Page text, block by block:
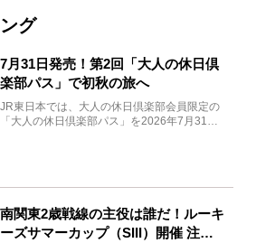
グ
7月31日発売！第2回「大人の休日倶
楽部パス」で初秋の旅へ
JR東日本では、大人の休日倶楽部会員限定の
「大人の休日倶楽部パス」を2026年7月31日
南関東2歳戦線の主役は誰だ！ルーキ
ーズサマーカップ（SIII）開催 注目